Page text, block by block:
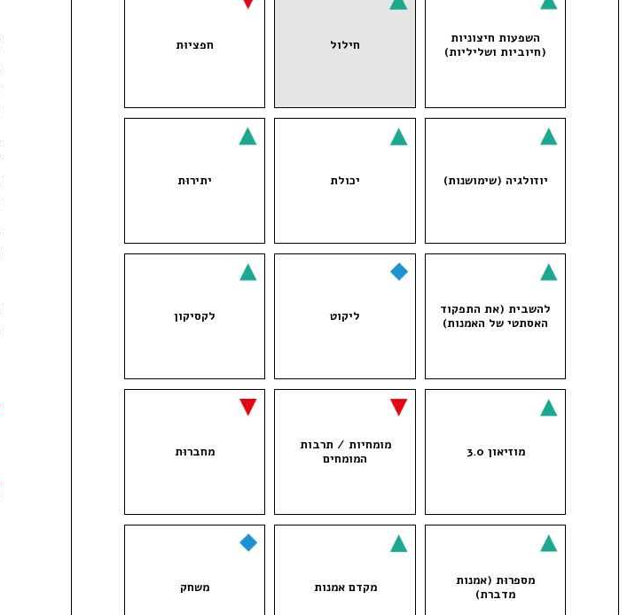
השפעות חיצוניות
(חיוביות ושליליות)
חילול חפציוּת
יוזולגיה (שימושנות) יכולת יתירוּת
להשבית (את התפקוד
האסתטי של האמנות)
ליקוט לקסיקון
מוזיאון 3.0
מומחיות / תרבות
המומחים
מחברוּת
מספרוּת (אמנות
מדברת)
מקדם אמנות משחק